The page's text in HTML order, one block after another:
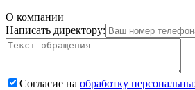
О компании
Написать директору:
Согласие на обработку